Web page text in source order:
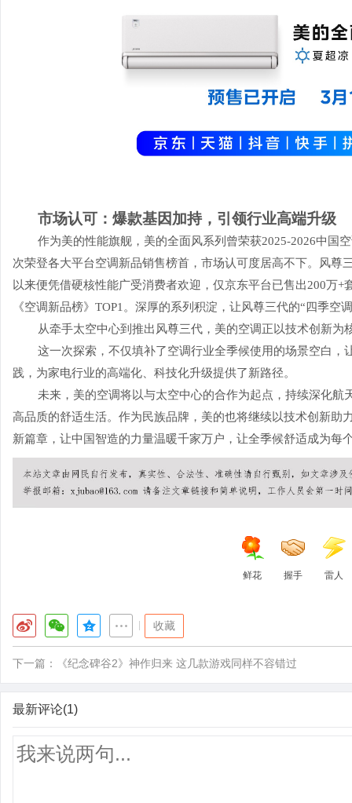
市场认可：爆款基因加持，引领行业高端升级
作为美的性能旗舰，美的全面风系列曾荣获2025-2026中国
次荣登各大平台空调新品销售榜首，市场认可度居高不下。风
以来便凭借硬核性能广受消费者欢迎，仅京东平台已售出200万
《空调新品榜》TOP1。深厚的系列积淀，让风尊三代的“四季
从牵手太空中心到推出风尊三代，美的空调正以技术创新
这一次探索，不仅填补了空调行业全季候使用的场景空白
践，为家电行业的高端化、科技化升级提供了新路径。
未来，美的空调将以与太空中心的合作为起点，持续深化
高品质的舒适生活。作为民族品牌，美的也将继续以技术创新助
新篇章，让中国智造的力量温暖千家万户，让全季候舒适成为每
鲜花 握手 雷人
收藏
下一篇： 《纪念碑谷2》神作归来 这几款游戏同样不容错过
最新评论(1)